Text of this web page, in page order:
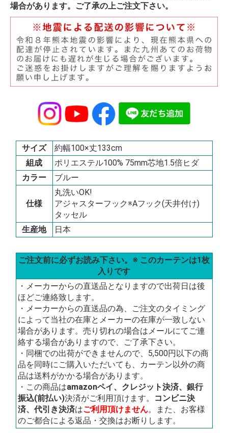
場合があります。ご了承の上ご注文下さい。
サイズ
約幅100×丈133cm
組成
ポリエステル100% 75mm芯地1.5倍ヒダ
カラー
ブルー
仕様
丸洗いOK!
アジャスターフック※Aフック(天井付け)
タッセル
生産地
日本
ご注文前に必ずお読み下さい。※ このカーテンは1枚
入りです
・メーカーからの直送品となりますので出荷日は後
ほどご連絡致します。
・メーカーからの直送品の為、ご注文のタイミング
によって当社の在庫とメーカーの在庫が一致しない
場合があります。売り切れの場合はメールにてご連
絡する場合がありますので、ご了承下さい。
・同梱での出荷ができませんので、5,500円以下の商
品を同時にご購入いただいても、カーテン以外の商
品は送料がかかる場合があります。
・この商品はamazonペイ、クレジット決済、銀行
振込(前払い)決済がご利用頂けます。 コンビニ決
済、代引き決済はご利用頂けません。また、お客様
のご都合による返品・交換はお断りします。